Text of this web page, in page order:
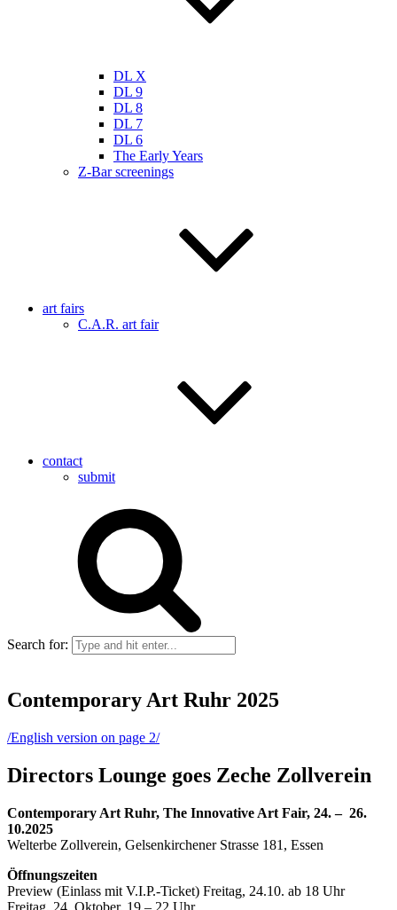
DL X
DL 9
DL 8
DL 7
DL 6
The Early Years
Z-Bar screenings
art fairs
C.A.R. art fair
contact
submit
Search for:
Contemporary Art Ruhr 2025
/English version on page 2/
Directors Lounge goes Zeche Zollverein
Contemporary Art Ruhr, The Innovative Art Fair, 24. – 26.
10.2025
Welterbe Zollverein, Gelsenkirchener Strasse 181, Essen
Öffnungszeiten
Preview (Einlass mit V.I.P.-Ticket) Freitag, 24.10. ab 18 Uhr
Freitag, 24. Oktober, 19 – 22 Uhr